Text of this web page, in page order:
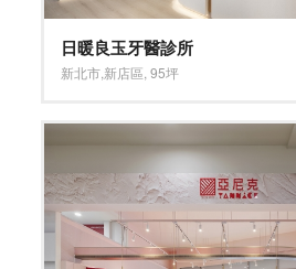
日暖良玉牙醫診所
新北市 新店區 ,95坪